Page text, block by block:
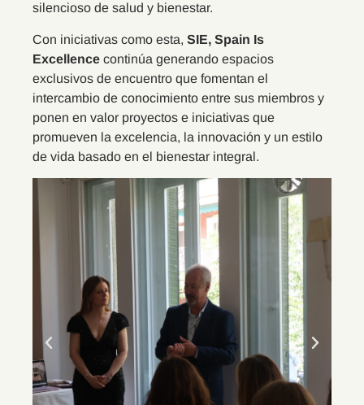
silencioso de salud y bienestar.
Con iniciativas como esta, SIE, Spain Is
Excellence continúa generando espacios
exclusivos de encuentro que fomentan el
intercambio de conocimiento entre sus miembros y
ponen en valor proyectos e iniciativas que
promueven la excelencia, la innovación y un estilo
de vida basado en el bienestar integral.